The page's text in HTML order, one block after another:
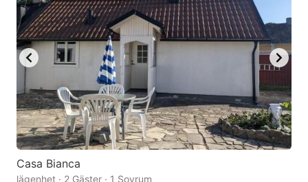
Casa Bianca
lägenhet · 2 Gäster · 1 Sovrum